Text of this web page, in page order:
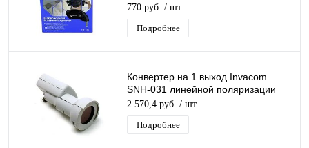
770 руб. / шт
Подробнее
Конвертер на 1 выход Invacom
SNH-031 линейной поляризации
универсальный малошумящий
2 570,4 руб. / шт
Подробнее